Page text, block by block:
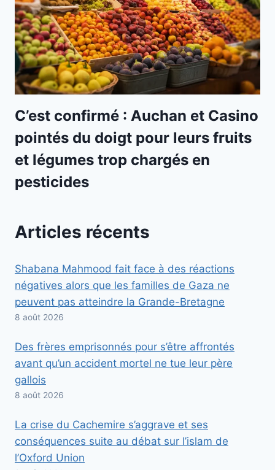
C’est confirmé : Auchan et Casino
pointés du doigt pour leurs fruits
et légumes trop chargés en
pesticides
Articles récents
Shabana Mahmood fait face à des réactions
négatives alors que les familles de Gaza ne
peuvent pas atteindre la Grande-Bretagne
8 août 2026
Des frères emprisonnés pour s’être affrontés
avant qu’un accident mortel ne tue leur père
gallois
8 août 2026
La crise du Cachemire s’aggrave et ses
conséquences suite au débat sur l’islam de
l’Oxford Union